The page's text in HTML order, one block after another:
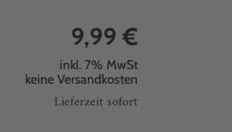
9,99 €
inkl. 7% MwSt
keine Versandkosten
Lieferzeit sofort